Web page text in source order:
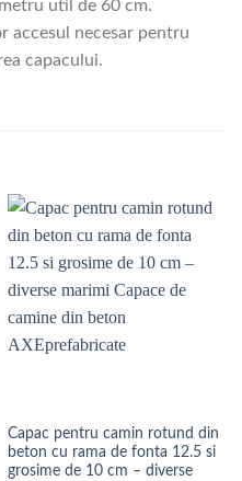
util de 60 cm.
accesul necesar pentru
capacului.
Capac pentru camin rotund din
beton cu rama de fonta 12.5 si
grosime de 10 cm – diverse